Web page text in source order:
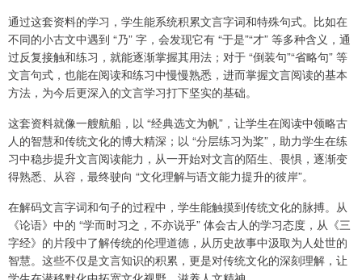
通过这套资料的学习，学生能系统积累文言字词和特殊句式。比如在
不同的小古文中遇到 “乃” 字，会发现它有 “于是”“才” 等多种含义，通
过反复接触和练习，就能逐渐掌握其用法；对于 “倒装句”“省略句” 等
文言句式，也能在阅读和练习中慢慢熟悉，进而掌握文言阅读的基本
方法，为今后更深入的文言学习打下坚实的基础。
这套资料就像一艘航船，以 “经典选文为帆”，让学生在阅读中领略古
人的智慧和传统文化的博大精深；以 “分层练习为桨”，助力学生在练
习中稳步提升文言阅读能力，从一开始对文言的陌生、畏惧，逐渐变
得熟悉、从容，最终驶向 “文化理解与语文能力提升的彼岸”。
在解码文言字词和句子的过程中，学生能触摸到传统文化的脉搏。从
《论语》中的 “学而时习之，不亦说乎” 体会古人的学习态度，从《三
字经》的片段中了解传统的伦理道德，从历史故事中汲取为人处世的
智慧。这些不仅是文言知识的积累，更是对传统文化的深刻理解，让